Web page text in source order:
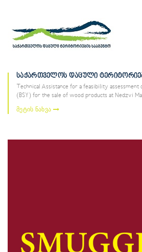
საქართველოს დაცული
Technical Assistance for a feasibility assessment
(BSY) for the sale of wood products at Nedzvi
მეტის ნახვა